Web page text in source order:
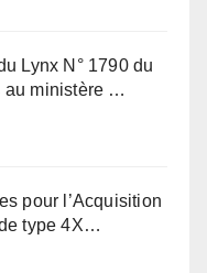
Lynx N° 1790 du
au ministère …
pour l’Acquisition
type 4X…